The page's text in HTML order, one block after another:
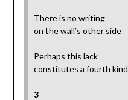
There is no writing
on the wall’s other side
Perhaps this lack
constitutes a fourth kind
3